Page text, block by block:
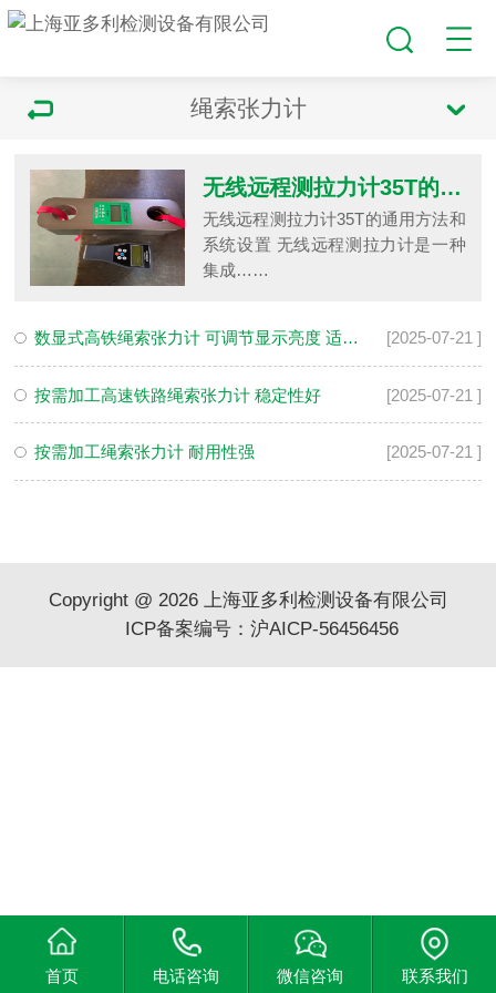
绳索张力计
无线远程测拉力计35T的通用方法和系统设置
无线远程测拉力计35T的通用方法和
系统设置 无线远程测拉力计是一种
集成……
数显式高铁绳索张力计 可调节显示亮度 适应不同光线环境 [2025-07-21 ]
按需加工高速铁路绳索张力计 稳定性好 [2025-07-21 ]
按需加工绳索张力计 耐用性强 [2025-07-21 ]
Copyright @ 2026 上海亚多利检测设备有限公司
ICP备案编号：沪AICP-56456456
首页 电话咨询 微信咨询 联系我们